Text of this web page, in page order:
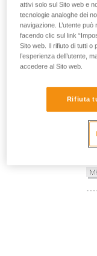
attivi solo sul Sito web e
tecnologie analoghe dei
navigazione. L’utente
facendo clic sul link
Sito web. Il rifiuto di tutti o
l’esperienza dell’utente,
accedere al Sito web.
Rifiuta